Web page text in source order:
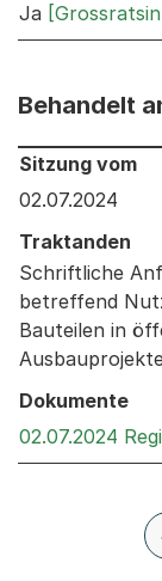
Ja
Behandelt
Behandelt an
Sitzung vom
02.07.2024
Traktanden
Schriftliche
betreffend
Bauteilen in
Dokumente
02.07.2024